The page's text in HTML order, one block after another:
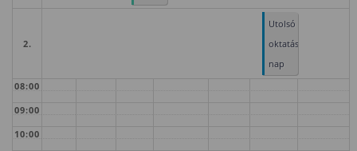
2.
Utolsó
oktatási
nap
08:00
09:00
10:00